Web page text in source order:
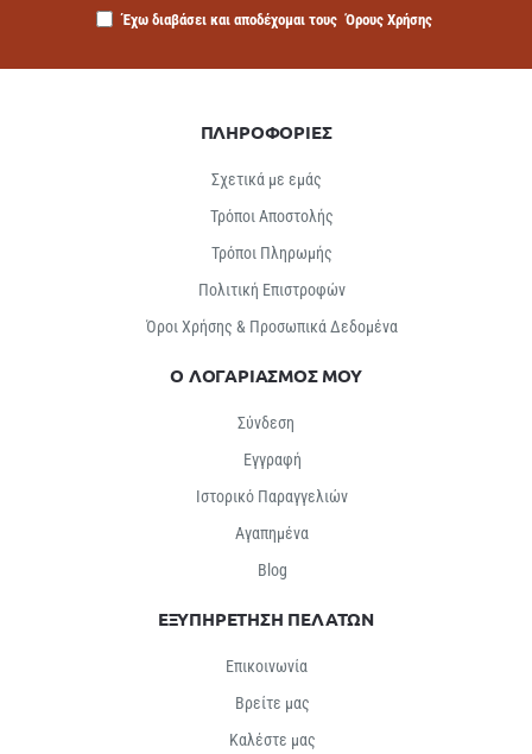
Έχω διαβάσει και αποδέχομαι τους Όρους Χρήσης
ΠΛΗΡΟΦΟΡΙΕΣ
Σχετικά με εμάς
Τρόποι Αποστολής
Τρόποι Πληρωμής
Πολιτική Επιστροφών
Όροι Χρήσης & Προσωπικά Δεδομένα
Ο ΛΟΓΑΡΙΑΣΜΟΣ ΜΟΥ
Σύνδεση
Εγγραφή
Ιστορικό Παραγγελιών
Αγαπημένα
Βlog
ΕΞΥΠΗΡΕΤΗΣΗ ΠΕΛΑΤΩΝ
Επικοινωνία
Βρείτε μας
Καλέστε μας